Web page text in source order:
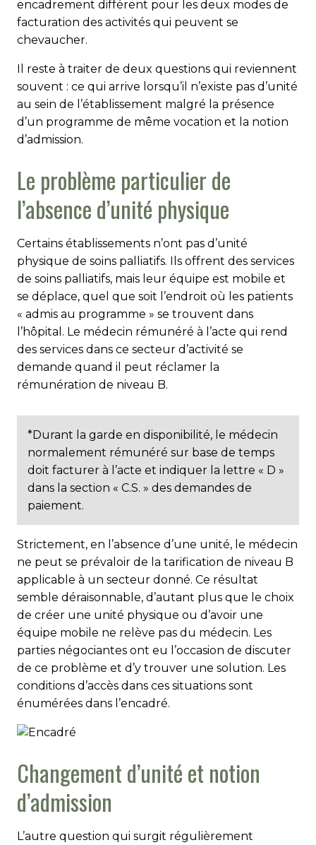
encadrement différent pour les deux modes de
facturation des activités qui peuvent se
chevaucher.
Il reste à traiter de deux questions qui reviennent
souvent : ce qui arrive lorsqu’il n’existe pas d’unité
au sein de l’établissement malgré la présence
d’un programme de même vocation et la notion
d’admission.
Le problème particulier de
l’absence d’unité physique
Certains établissements n’ont pas d’unité
physique de soins palliatifs. Ils offrent des services
de soins palliatifs, mais leur équipe est mobile et
se déplace, quel que soit l’endroit où les patients
« admis au programme » se trouvent dans
l’hôpital. Le médecin rémunéré à l’acte qui rend
des services dans ce secteur d’activité se
demande quand il peut réclamer la
rémunération de niveau B.
*Durant la garde en disponibilité, le médecin
normalement rémunéré sur base de temps
doit facturer à l’acte et indiquer la lettre « D »
dans la section « C.S. » des demandes de
paiement.
Strictement, en l’absence d’une unité, le médecin
ne peut se prévaloir de la tarification de niveau B
applicable à un secteur donné. Ce résultat
semble déraisonnable, d’autant plus que le choix
de créer une unité physique ou d’avoir une
équipe mobile ne relève pas du médecin. Les
parties négociantes ont eu l’occasion de discuter
de ce problème et d’y trouver une solution. Les
conditions d’accès dans ces situations sont
énumérées dans l’encadré.
Changement d’unité et notion
d’admission
L’autre question qui surgit régulièrement